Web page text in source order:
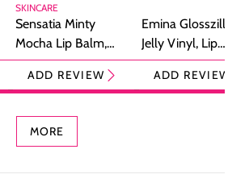
SKINCARE
Sensatia Minty
Mocha Lip Balm,
Pelembap Bibir
dengan Aroma
ADD REVIEW
Emina
Jelly Vinyl, Lip
Cream Glossy
Ringan
ADD
MORE